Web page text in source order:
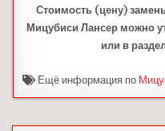
Стоимость (цену)
Мицубиси Лансер можно
или в
Ещё информация по